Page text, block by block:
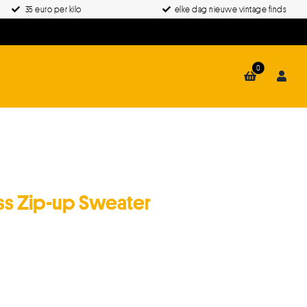
35 euro per kilo elke dag nieuwe vintage finds
0
Zip-up Sweater